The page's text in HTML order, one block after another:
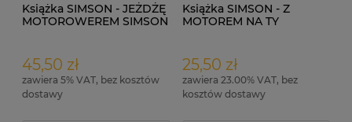
Książka SIMSON - JEŻDŻĘ
MOTOROWEREM SIMSON
45,50 zł
zawiera 5% VAT, bez kosztów
dostawy
Książka SIMSON - Z
MOTOREM NA TY
25,50 zł
zawiera 23.00% VAT, bez
kosztów dostawy